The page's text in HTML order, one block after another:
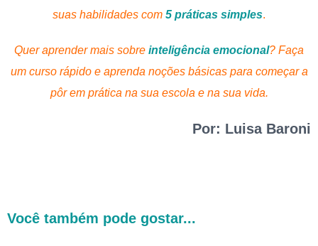
suas habilidades com 5 práticas simples.
Quer aprender mais sobre inteligência emocional? Faça
um curso rápido e aprenda noções básicas para começar a
pôr em prática na sua escola e na sua vida.
Por: Luisa Baroni
Você também pode gostar...